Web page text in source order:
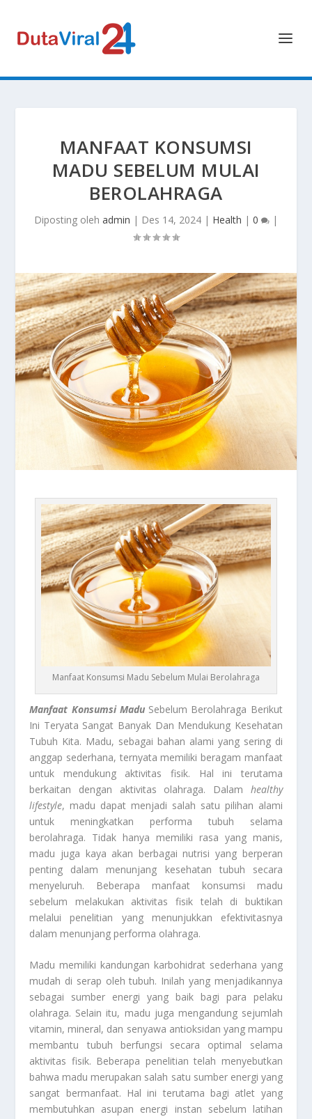
MANFAAT KONSUMSI
MADU SEBELUM MULAI
BEROLAHRAGA
Diposting oleh admin | Des 14, 2024 | Health | 0 |
Manfaat Konsumsi Madu Sebelum Mulai Berolahraga
Manfaat Konsumsi MaduSebelum Berolahraga Berikut
Ini Teryata Sangat Banyak Dan Mendukung Kesehatan
Tubuh Kita. Madu, sebagai bahan alami yang sering di
anggap sederhana, ternyata memiliki beragam manfaat
untuk mendukung aktivitas fisik. Hal ini terutama
berkaitan dengan aktivitas olahraga. Dalam healthy
lifestyle, madu dapat menjadi salah satu pilihan alami
untuk meningkatkan performa tubuh selama
berolahraga. Tidak hanya memiliki rasa yang manis,
madu juga kaya akan berbagai nutrisi yang berperan
penting dalam menunjang kesehatan tubuh secara
menyeluruh. Beberapa manfaat konsumsi madu
sebelum melakukan aktivitas fisik telah di buktikan
melalui penelitian yang menunjukkan efektivitasnya
dalam menunjang performa olahraga.
Madu memiliki kandungan karbohidrat sederhana yang
mudah di serap oleh tubuh. Inilah yang menjadikannya
sebagai sumber energi yang baik bagi para pelaku
olahraga. Selain itu, madu juga mengandung sejumlah
vitamin, mineral, dan senyawa antioksidan yang mampu
membantu tubuh berfungsi secara optimal selama
aktivitas fisik. Beberapa penelitian telah menyebutkan
bahwa madu merupakan salah satu sumber energi yang
sangat bermanfaat. Hal ini terutama bagi atlet yang
membutuhkan asupan energi instan sebelum latihan